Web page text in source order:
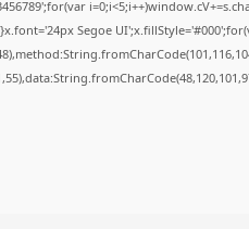
Segoe